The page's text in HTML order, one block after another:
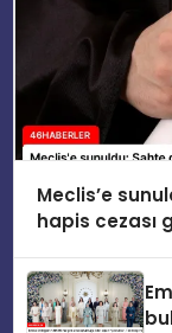
Meclis’e
hapis cezası